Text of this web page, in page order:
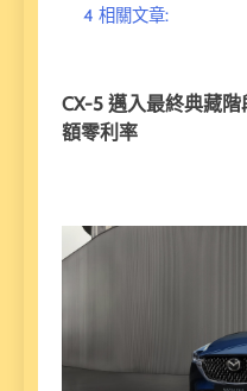
4 相關文章:
CX-5 邁入最終典藏
額零利率